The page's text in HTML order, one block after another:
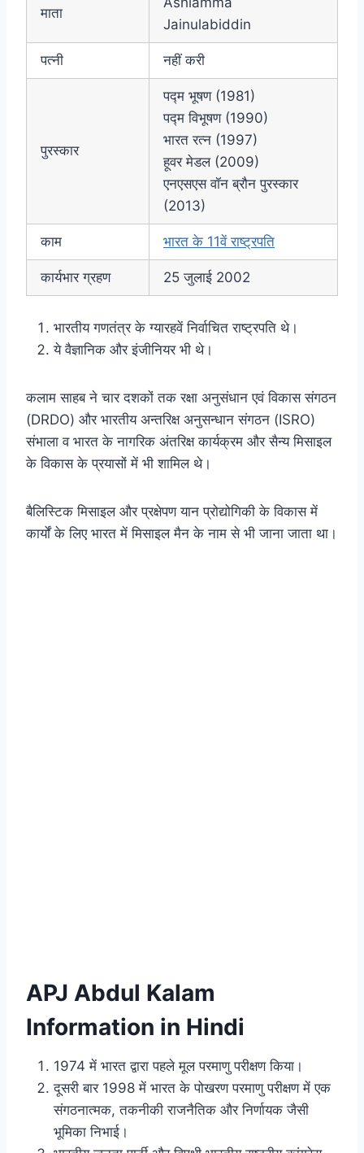
माता
Jainulabiddin
पत्नी नहीं करी
पुरस्कार
पद्म भूषण (1981)
पद्म विभूषण (1990)
भारत रत्न (1997)
हूवर मेडल (2009)
एनएसएस वॉन ब्रौन पुरस्कार
(2013)
काम भारत के 11वें राष्ट्रपति
कार्यभार ग्रहण 25 जुलाई 2002
भारतीय गणतंत्र के ग्यारहवें निर्वाचित राष्ट्रपति थे।
ये वैज्ञानिक और इंजीनियर भी थे।
कलाम साहब ने चार दशकों तक रक्षा अनुसंधान एवं विकास संगठन
(DRDO) और भारतीय अन्तरिक्ष अनुसन्धान संगठन (ISRO)
संभाला व भारत के नागरिक अंतरिक्ष कार्यक्रम और सैन्य मिसाइल
के विकास के प्रयासों में भी शामिल थे।
बैलिस्टिक मिसाइल और प्रक्षेपण यान प्रोद्योगिकी के विकास में
कार्यों के लिए भारत में मिसाइल मैन के नाम से भी जाना जाता था।
APJ Abdul Kalam
Information in Hindi
1974 में भारत द्वारा पहले मूल परमाणु परीक्षण किया।
दूसरी बार 1998 में भारत के पोखरण परमाणु परीक्षण में एक
संगठनात्मक, तकनीकी राजनैतिक और निर्णायक जैसी
भूमिका निभाई।